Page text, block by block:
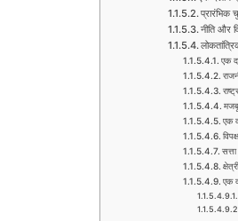
प्रारंभिक
नीति और
एक
एक
एक